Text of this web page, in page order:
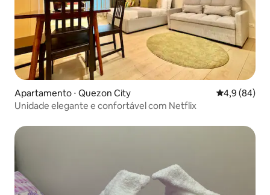
Apartamento ⋅ Quezon City 4,9 de uma
4,9 (84)
Unidade elegante e confortável com Netflix